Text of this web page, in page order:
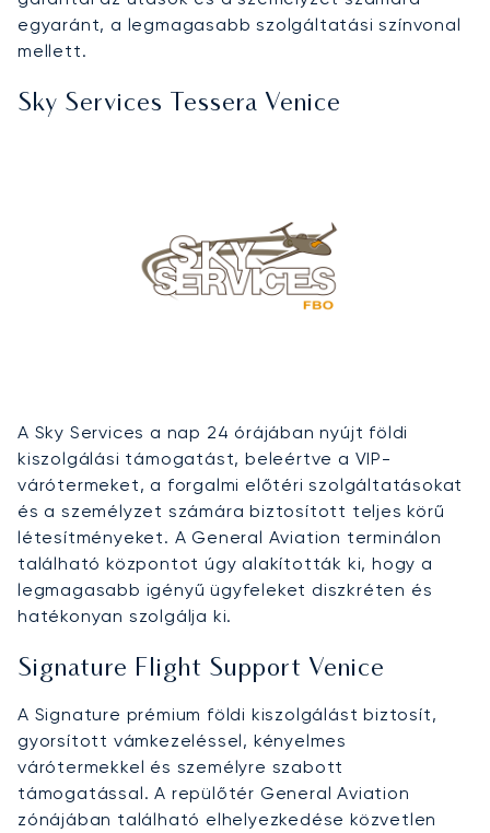
egyaránt, a legmagasabb szolgáltatási színvonal
mellett.
Sky Services Tessera Venice
A Sky Services a nap 24 órájában nyújt földi
kiszolgálási támogatást, beleértve a VIP-
várótermeket, a forgalmi előtéri szolgáltatásokat
és a személyzet számára biztosított teljes körű
létesítményeket. A General Aviation terminálon
található központot úgy alakították ki, hogy a
legmagasabb igényű ügyfeleket diszkréten és
hatékonyan szolgálja ki.
Signature Flight Support Venice
A Signature prémium földi kiszolgálást biztosít,
gyorsított vámkezeléssel, kényelmes
várótermekkel és személyre szabott
támogatással. A repülőtér General Aviation
zónájában található elhelyezkedése közvetlen